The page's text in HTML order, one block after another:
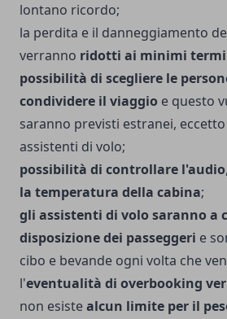
lontano ricordo;
la perdita e il danneggiamento
verranno ridotti ai minimi
possibilità di scegliere le
condividere il viaggio e questo
saranno previsti estranei,
assistenti di volo;
possibilità di controllare l'audio
la temperatura della cabina;
gli assistenti di volo saranno a
disposizione dei passeggeri e
cibo e bevande ogni volta che
l'eventualità di overbooking
non esistealcun limite per il